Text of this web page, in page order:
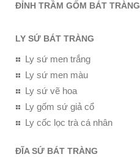
ĐỈNH TRẦM GỐM BÁT TRÀNG
LY SỨ BÁT TRÀNG
Ly sứ men trắng
Ly sứ men màu
Ly sứ vẽ hoa
Ly gốm sứ giả cổ
Ly cốc lọc trà cá nhân
ĐĨA SỨ BÁT TRÀNG